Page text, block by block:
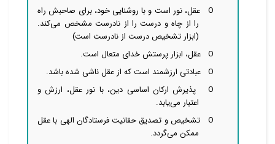
O
عقل، نور است و با روشنایی خود، برای صاحبش راه
را از چاه و درست را از نادرست مشخص می‌کند.
(ابزار تشخیص درست از نادرست است)
O عقل، ابزار پرستش خدای متعال است.
O عبادتی ارزشمند است که از عقل ناشی شده باشد.
O
پذیرش ارکان اساسی دین، با نور عقل، ارزش و
اعتبار می‌یابد.
O
تشخیص و تصدیق حقانیت فرستادگان الهی با عقل
ممکنمی‌گردد.